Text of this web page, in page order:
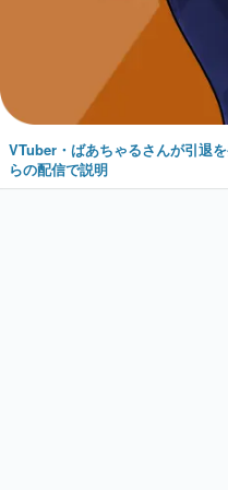
VTuber・ばあちゃるさんが引退
らの配信で説明